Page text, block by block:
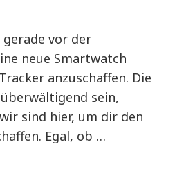
vor der
neue Smartwatch
anzuschaffen. Die
sein,
sind hier, um dir den
Egal, ob …